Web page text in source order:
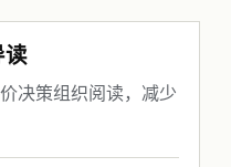
读
决策组织阅读，减少